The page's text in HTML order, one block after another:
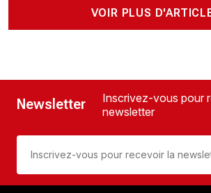
VOIR PLUS
Newsletter
Inscrivez-vous pour
newsletter